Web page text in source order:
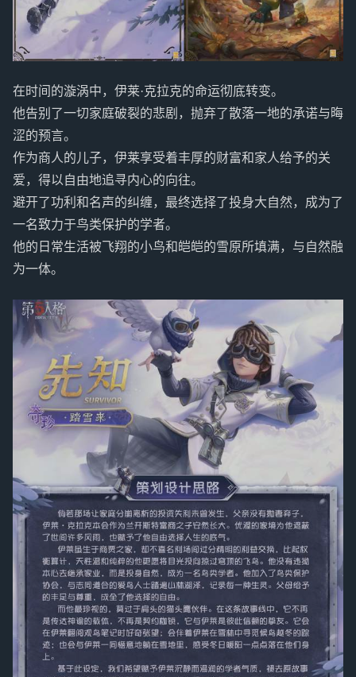
在时间的漩涡中，伊莱·克拉克的命运彻底转变。
他告别了一切家庭破裂的悲剧，抛弃了散落一地的承诺与晦
涩的预言。
作为商人的儿子，伊莱享受着丰厚的财富和家人给予的关
爱，得以自由地追寻内心的向往。
避开了功利和名声的纠缠，最终选择了投身大自然，成为了
一名致力于鸟类保护的学者。
他的日常生活被飞翔的小鸟和皑皑的雪原所填满，与自然融
为一体。